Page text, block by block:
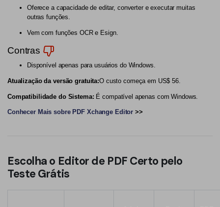
Oferece a capacidade de editar, converter e executar muitas
outras funções.
Vem com funções OCR e Esign.
Contras
Disponível apenas para usuários do Windows.
Atualização da versão gratuita:O custo começa em US$ 56.
Compatibilidade do Sistema: É compatível apenas com Windows.
Conhecer Mais sobre PDF Xchange Editor >>
Escolha o Editor de PDF Certo pelo
Teste Grátis